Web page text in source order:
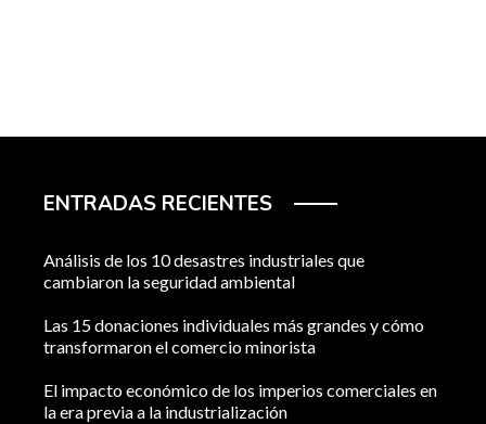
ENTRADAS RECIENTES
Análisis de los 10 desastres industriales que
cambiaron la seguridad ambiental
Las 15 donaciones individuales más grandes y cómo
transformaron el comercio minorista
El impacto económico de los imperios comerciales en
la era previa a la industrialización